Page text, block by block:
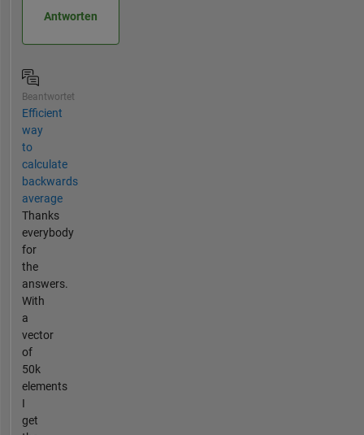
Antworten
Beantwortet
Efficient
way
to
calculate
backwards
average
Thanks
everybody
for
the
answers.
With
a
vector
of
50k
elements
I
get